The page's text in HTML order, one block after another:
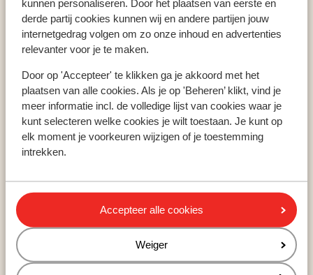
kunnen personaliseren. Door het plaatsen van eerste en
derde partij cookies kunnen wij en andere partijen jouw
internetgedrag volgen om zo onze inhoud en advertenties
relevanter voor je te maken.
Door op 'Accepteer' te klikken ga je akkoord met het
plaatsen van alle cookies. Als je op 'Beheren’ klikt, vind je
meer informatie incl. de volledige lijst van cookies waar je
kunt selecteren welke cookies je wilt toestaan. Je kunt op
elk moment je voorkeuren wijzigen of je toestemming
intrekken.
Accepteer alle cookies
Weiger
Mayrhofen
Saalbach
Populaire skigebieden
Zillertal
Skicircus Saalbach-Hinterglemm
Ski Amadé
Over Sunweb
Over Sunweb
Verantwoord op vakantie
Vacatures
Pers & media